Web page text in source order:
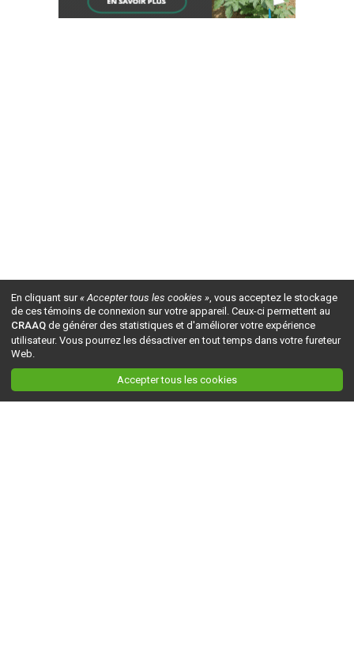
En cliquant sur« Accepter tous les cookies », vous acceptez le stockage
de ces témoins de connexion sur votre appareil. Ceux-ci permettent au
CRAAQ de générer des statistiques et d'améliorer votre expérience
utilisateur. Vous pourrez les désactiver en tout temps dans votre fureteur
Web.
Accepter tous les cookies